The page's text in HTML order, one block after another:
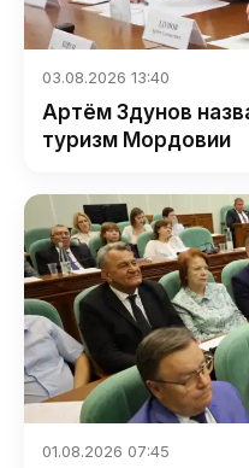
03.08.2026 13:40
Артём Здунов
туризм Мордовии
01.08.2026 07:45